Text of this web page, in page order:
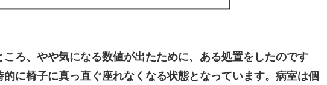
ろ、やや気になる数値が出たために、ある処置をしたのです
に椅子に真っ直ぐ座れなくなる状態となっています。病室は個